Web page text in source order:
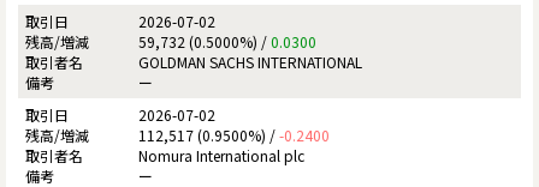
2026-07-02
59,732 (0.5000%) /0.0300
GOLDMAN SACHS INTERNATIONAL
ー
2026-07-02
112,517 (0.9500%) /-0.2400
Nomura International plc
ー